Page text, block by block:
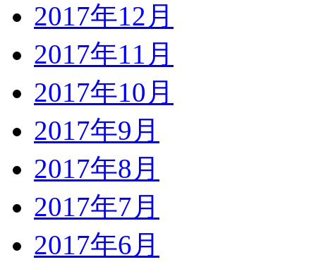
2017年12月
2017年11月
2017年10月
2017年9月
2017年8月
2017年7月
2017年6月